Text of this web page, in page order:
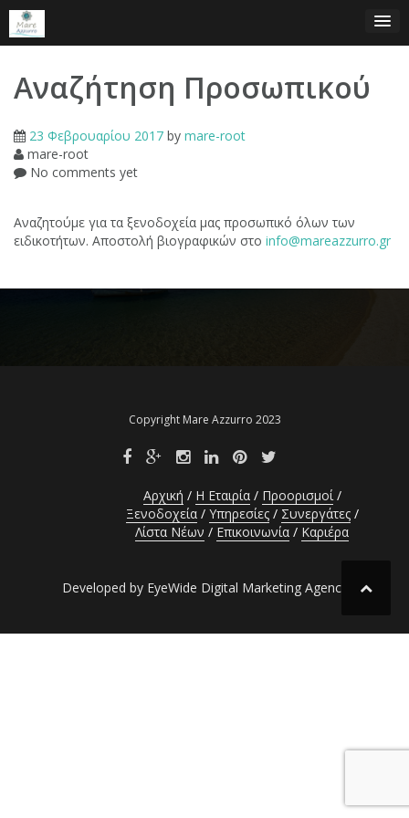
Skip
content
Αναζήτηση Προσωπικού
23 Φεβρουαρίου 2017 by mare-root
mare-root
No comments yet
Αναζητούμε για τα ξενοδοχεία μας προσωπικό όλων των
ειδικοτήτων. Αποστολή βιογραφικών στο info@mareazzurro.gr
Πλοήγηση
Copyright Mare Azzurro 2023
Αρχική Η Εταιρία
Προορισμοί
Ξενοδοχεία
Υπηρεσίες
Συνεργάτες
Λίστα Νέων
Επικοινωνία Καριέρα
Developed by EyeWide Digital Marketing Agency